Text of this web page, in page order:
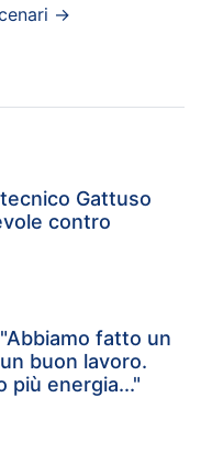
→
Gattuso
contro
fatto un
buon lavoro.
più energia..."